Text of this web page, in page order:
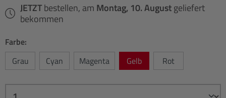
JETZTbestellen, am Montag, 10. Augustgeliefert
bekommen
Farbe:
Grau
Cyan Magenta Gelb Rot